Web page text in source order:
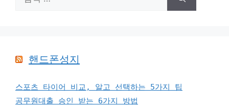
핸드폰성지
스포츠 타이어 비교, 알고 선택하는 5가지 팁
공무원대출 승인 받는 6가지 방법